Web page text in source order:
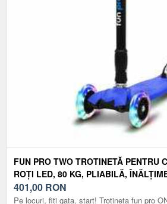
FUN PRO TWO TROTINETĂ PENTRU
ROȚI LED, 80 KG, PLIABILĂ,
401,00 RON
Pe locuri, fiți gata, start! Trotineta fun pro